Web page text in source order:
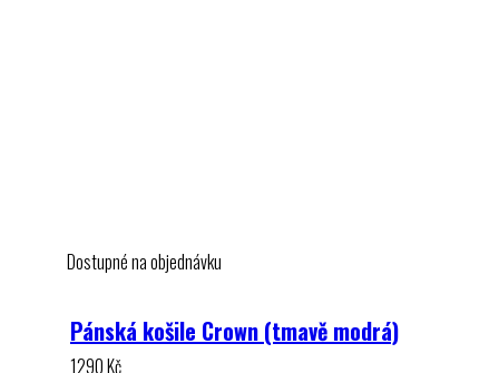
Dostupné na objednávku
Pánská košile Crown (tmavě modrá)
1290Kč